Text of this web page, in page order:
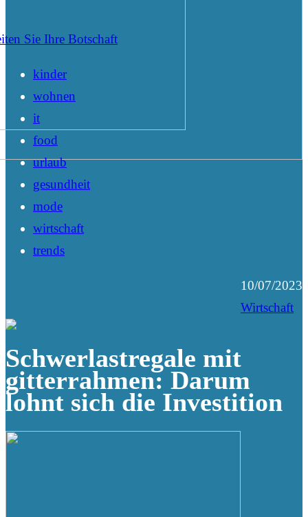
Sie Ihre Botschaft
kinder
wohnen
it
food
urlaub
gesundheit
mode
wirtschaft
trends
10/07/2023
Wirtschaft
Schwerlastregale mit
gitterrahmen: Darum
lohnt sich die Investition